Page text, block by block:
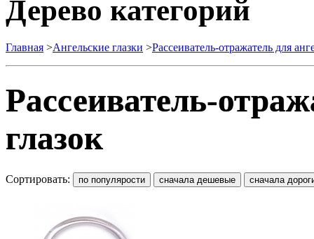
Дерево категорий
Главная >Ангельские глазки >Рассеиватель-отражатель для
Рассеиватель-
глазок
Сортировать: